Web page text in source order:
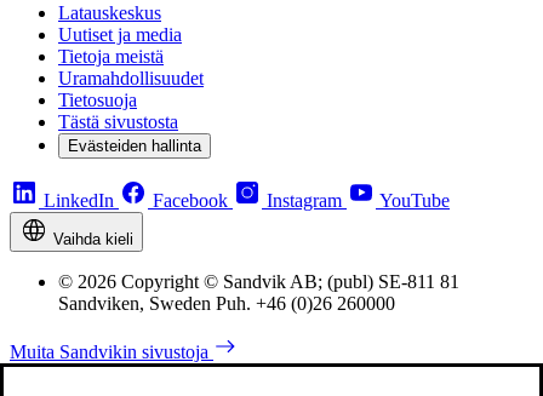
Latauskeskus
Uutiset ja media
Tietoja meistä
Uramahdollisuudet
Tietosuoja
Tästä sivustosta
Evästeiden hallinta
LinkedIn Facebook Instagram YouTube
Vaihda kieli
© 2026 Copyright © Sandvik AB; (publ) SE-811 81
Sandviken, Sweden Puh. +46 (0)26 260000
Muita Sandvikin sivustoja